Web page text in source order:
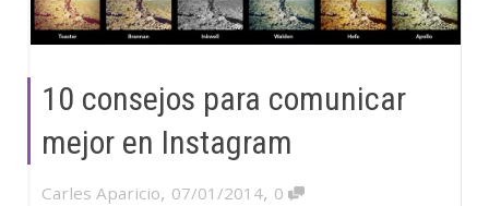
10 consejos para comunicar
mejor en Instagram
Carles Aparicio, 07/01/2014, 0